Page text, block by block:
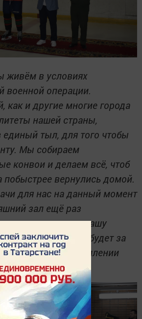
живём в условиях
военной операции.
как и другие многие города
нашей страны,
единый тыл, для того чтобы
Мы собираем
конвои и делаем всё, чтоб
побыстрее вернулись домой.
для нас на данный момент
зал ещё раз
наше единение, нашу
я уверен, победа будет за
в своём выступлении